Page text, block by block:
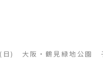
日) 大阪・鶴見緑地公園